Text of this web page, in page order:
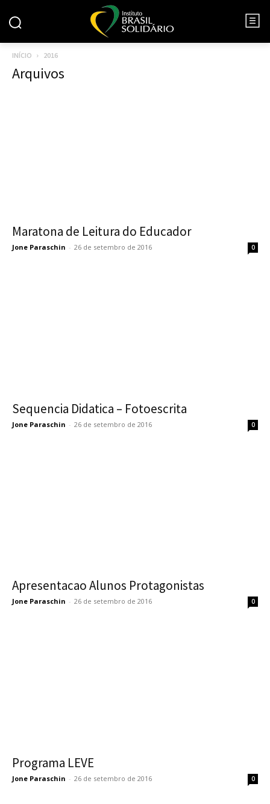
INÍCIO 2016
Arquivos
Maratona de Leitura do Educador
Jone Paraschin - 26 de setembro de 2016 0
Sequencia Didatica – Fotoescrita
Jone Paraschin - 26 de setembro de 2016 0
Apresentacao Alunos Protagonistas
Jone Paraschin - 26 de setembro de 2016 0
Programa LEVE
Jone Paraschin - 26 de setembro de 2016 0